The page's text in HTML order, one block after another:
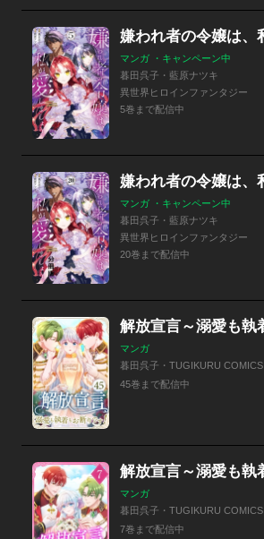
マンガ ・キャンペーン中
暮田呉子・藍原ナツキ
異世界ヒロインファンタジー
5巻まで配信中
マンガ ・キャンペーン中
暮田呉子・藍原ナツキ
異世界ヒロインファンタジー
20巻まで配信中
マンガ
暮田呉子・TUGIKURU COMICS
45巻まで配信中
マンガ
暮田呉子・TUGIKURU COMICS
7巻まで配信中